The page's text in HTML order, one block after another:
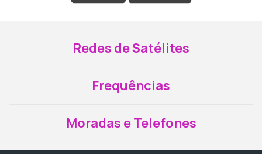
Redes de Satélites
Frequências
Moradas e Telefones